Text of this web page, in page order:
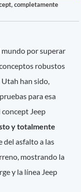
completamente
mundo por superar
robustos
han sido,
para esa
Jeep
y totalmente
del asfalto a las
mostrando la
y la línea Jeep